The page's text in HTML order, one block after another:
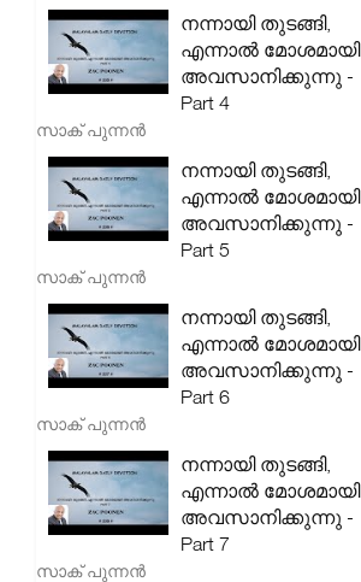
നന്നായി തുടങ്ങി,
എന്നാൽ മോശമായി
അവസാനിക്കുന്നു -
Part 4
സാക് പുന്നൻ
നന്നായി തുടങ്ങി,
എന്നാൽ മോശമായി
അവസാനിക്കുന്നു -
Part 5
സാക് പുന്നൻ
നന്നായി തുടങ്ങി,
എന്നാൽ മോശമായി
അവസാനിക്കുന്നു -
Part 6
സാക് പുന്നൻ
നന്നായി തുടങ്ങി,
എന്നാൽ മോശമായി
അവസാനിക്കുന്നു -
Part 7
സാക് പുന്നൻ